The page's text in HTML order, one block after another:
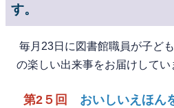
す。
毎月23日に図書館職員が子ど
の楽しい出来事をお届けしてい
第2５回 おいしいえほん